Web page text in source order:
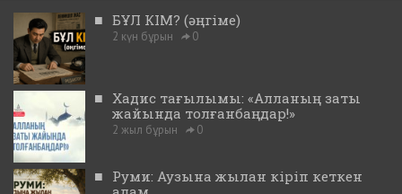
■ БҰЛ КІМ? (әңгіме)
2 күн бұрын 0
■ Хадис тағылымы: «Алланың заты
жайында толғанбаңдар!»
2 жыл бұрын 0
■ Руми: Аузына жылан кіріп кеткен